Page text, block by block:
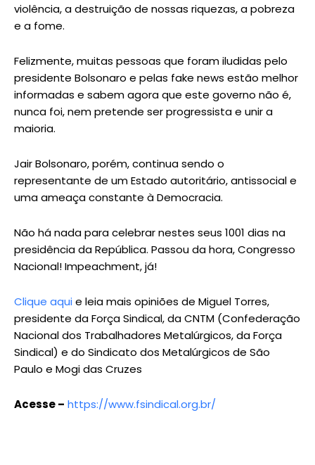
violência, a destruição de nossas riquezas, a pobreza
e a fome.
Felizmente, muitas pessoas que foram iludidas pelo
presidente Bolsonaro e pelas fake news estão melhor
informadas e sabem agora que este governo não é,
nunca foi, nem pretende ser progressista e unir a
maioria.
Jair Bolsonaro, porém, continua sendo o
representante de um Estado autoritário, antissocial e
uma ameaça constante à Democracia.
Não há nada para celebrar nestes seus 1001 dias na
presidência da República. Passou da hora, Congresso
Nacional! Impeachment, já!
Clique aquie leia mais opiniões de Miguel Torres,
presidente da Força Sindical, da CNTM (Confederação
Nacional dos Trabalhadores Metalúrgicos, da Força
Sindical) e do Sindicato dos Metalúrgicos de São
Paulo e Mogi das Cruzes
Acesse – https://www.fsindical.org.br/